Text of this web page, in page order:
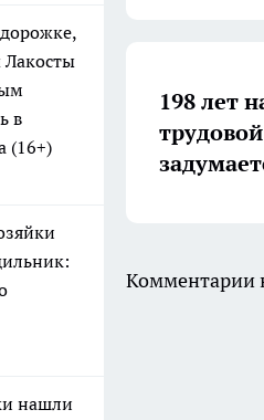
Лакосты
в
(16+)
нашли
198 лет
Комментарии